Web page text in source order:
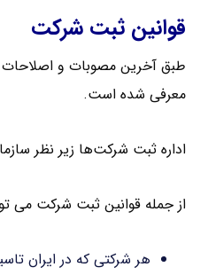
قوانین ثبت شرکت
طبق آخرین مصوبات و
معرفی شده است.
اداره ثبت شرکت‌ها زیر نظر
از جمله قوانین ثبت شرکت می
هر شرکتی که در ایران